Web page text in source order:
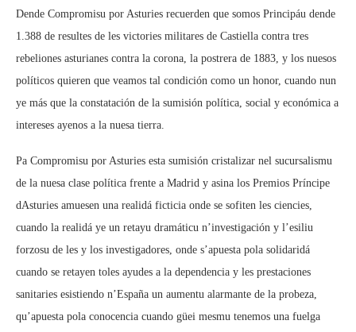
Dende Compromisu por Asturies recuerden que somos Principáu dende
1.388 de resultes de les victories militares de Castiella contra tres
rebeliones asturianes contra la corona, la postrera de 1883, y los nuesos
políticos quieren que veamos tal condición como un honor, cuando nun
ye más que la constatación de la sumisión política, social y económica a
intereses ayenos a la nuesa tierra.
Pa Compromisu por Asturies esta sumisión cristalizar nel sucursalismu
de la nuesa clase política frente a Madrid y asina los Premios Príncipe
dAsturies amuesen una realidá ficticia onde se sofiten les ciencies,
cuando la realidá ye un retayu dramáticu n’investigación y l’esiliu
forzosu de les y los investigadores, onde s’apuesta pola solidaridá
cuando se retayen toles ayudes a la dependencia y les prestaciones
sanitaries esistiendo n’España un aumentu alarmante de la probeza,
qu’apuesta pola conocencia cuando güei mesmu tenemos una fuelga